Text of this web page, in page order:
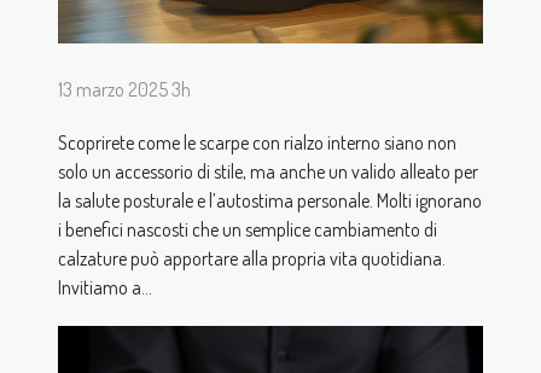
13 marzo 2025 3h
Scoprirete come le scarpe con rialzo interno siano non
solo un accessorio di stile, ma anche un valido alleato per
la salute posturale e l’autostima personale. Molti ignorano
i benefici nascosti che un semplice cambiamento di
calzature può apportare alla propria vita quotidiana.
Invitiamo a...